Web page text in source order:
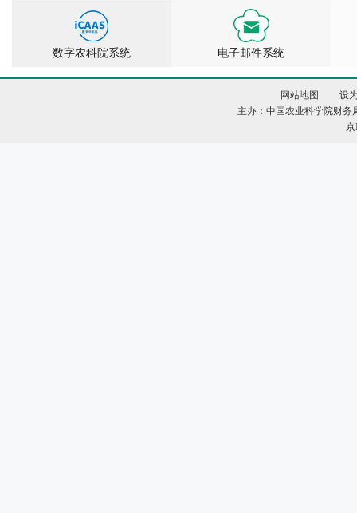
数字农科院系统 电子邮件系统
网站地图
设
主办：中国农业科学院财
京